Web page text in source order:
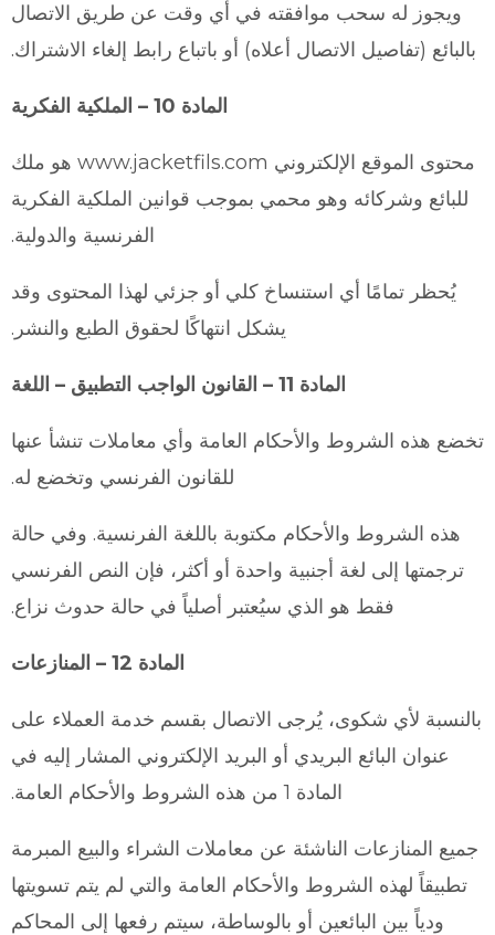
ويجوز له سحب موافقته في أي وقت عن طريق الاتصال
بالبائع (تفاصيل الاتصال أعلاه) أو باتباع رابط إلغاء الاشتراك.
المادة 10 – الملكية الفكرية
محتوى الموقع الإلكتروني www.jacketfils.com هو ملك
للبائع وشركائه وهو محمي بموجب قوانين الملكية الفكرية
الفرنسية والدولية.
يُحظر تمامًا أي استنساخ كلي أو جزئي لهذا المحتوى وقد
يشكل انتهاكًا لحقوق الطبع والنشر.
المادة 11 – القانون الواجب التطبيق – اللغة
تخضع هذه الشروط والأحكام العامة وأي معاملات تنشأ عنها
للقانون الفرنسي وتخضع له.
هذه الشروط والأحكام مكتوبة باللغة الفرنسية. وفي حالة
ترجمتها إلى لغة أجنبية واحدة أو أكثر، فإن النص الفرنسي
فقط هو الذي سيُعتبر أصلياً في حالة حدوث نزاع.
المادة 12 – المنازعات
بالنسبة لأي شكوى، يُرجى الاتصال بقسم خدمة العملاء على
عنوان البائع البريدي أو البريد الإلكتروني المشار إليه في
المادة 1 من هذه الشروط والأحكام العامة.
جميع المنازعات الناشئة عن معاملات الشراء والبيع المبرمة
تطبيقاً لهذه الشروط والأحكام العامة والتي لم يتم تسويتها
ودياً بين البائعين أو بالوساطة، سيتم رفعها إلى المحاكم